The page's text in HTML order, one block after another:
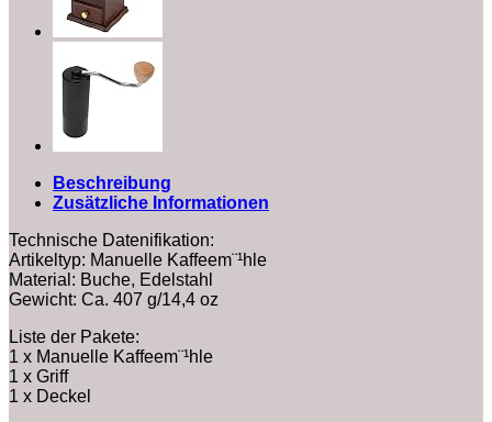
Coffee
Shop
Beschreibung
Zusätzliche Informationen
Technische Datenifikation:
Artikeltyp: Manuelle Kaffeem¨¹hle
Material: Buche, Edelstahl
Gewicht: Ca. 407 g/14,4 oz
Liste der Pakete:
1 x Manuelle Kaffeem¨¹hle
1 x Griff
1 x Deckel